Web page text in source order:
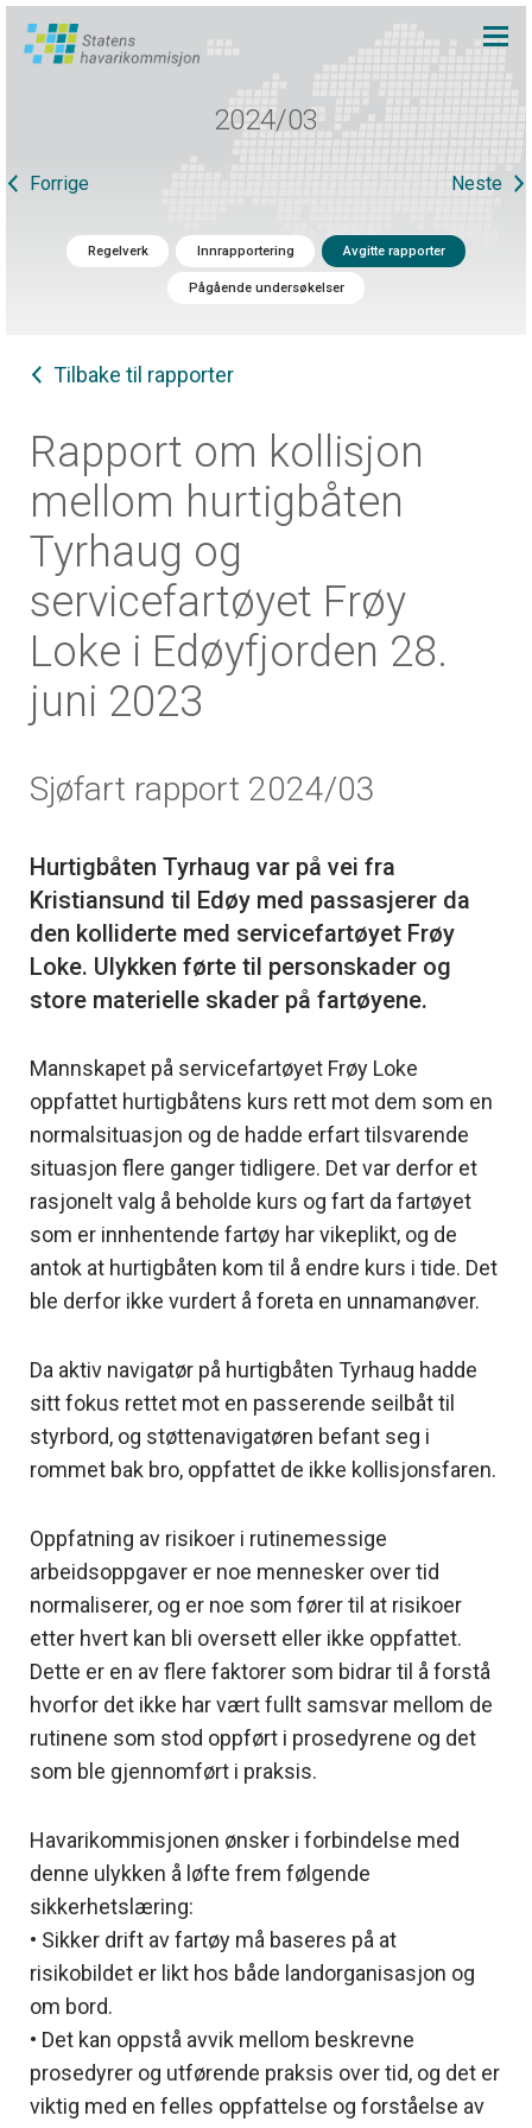
2024/03
Forrige Neste
Regelverk Innrapportering Avgitte rapporter
Pågående undersøkelser
Tilbake til rapporter
Rapport om kollisjon
mellom hurtigbåten
Tyrhaug og
servicefartøyet Frøy
Loke i Edøyfjorden 28.
juni 2023
Sjøfart rapport 2024/03
Hurtigbåten Tyrhaug var på vei fra
Kristiansund til Edøy med passasjerer da
den kolliderte med servicefartøyet Frøy
Loke. Ulykken førte til personskader og
Mannskapet på servicefartøyet Frøy Loke
oppfattet hurtigbåtens kurs rett mot dem som en
normalsituasjon og de hadde erfart tilsvarende
situasjon flere ganger tidligere. Det var derfor et
rasjonelt valg å beholde kurs og fart da fartøyet
som er innhentende fartøy har vikeplikt, og de
antok at hurtigbåten kom til å endre kurs i tide. Det
ble derfor ikke vurdert å foreta en unnamanøver.
Da aktiv navigatør på hurtigbåten Tyrhaug hadde
sitt fokus rettet mot en passerende seilbåt til
styrbord, og støttenavigatøren befant seg i
rommet bak bro, oppfattet de ikke kollisjonsfaren.
Oppfatning av risikoer i rutinemessige
arbeidsoppgaver er noe mennesker over tid
normaliserer, og er noe som fører til at risikoer
etter hvert kan bli oversett eller ikke oppfattet.
Dette er en av flere faktorer som bidrar til å forstå
hvorfor det ikke har vært fullt samsvar mellom de
rutinene som stod oppført i prosedyrene og det
som ble gjennomført i praksis.
Havarikommisjonen ønsker i forbindelse med
denne ulykken å løfte frem følgende
sikkerhetslæring:
• Sikker drift av fartøy må baseres på at
risikobildet er likt hos både landorganisasjon og
om bord.
• Det kan oppstå avvik mellom beskrevne
prosedyrer og utførende praksis over tid, og det er
viktig med en felles oppfattelse og forståelse av